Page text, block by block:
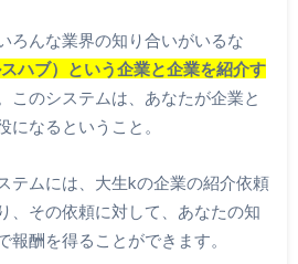
ろんな業界の知り合いがいるな
ハブ）という企業と企業を紹介す
このシステムは、あなたが企業と
になるということ。
テムには、大生kの企業の紹介依頼
、その依頼に対して、あなたの知
報酬を得ることができます。